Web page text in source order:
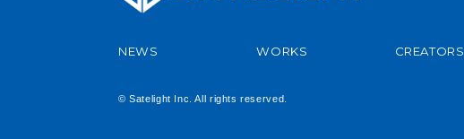
NEWS WORKS CREATORS
© Satelight Inc. All rights reserved.